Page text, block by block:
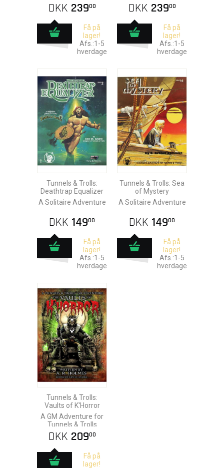
DKK 23900
Få på
lager!
Afs.:1-5
hverdage
DKK 23900
Få på
lager!
Afs.:1-5
hverdage
Tunnels & Trolls:
Deathtrap Equalizer
A Solitaire Adventure
DKK 14900
Få på
lager!
Afs.:1-5
hverdage
Tunnels & Trolls: Sea
of Mystery
A Solitaire Adventure
DKK 14900
Få på
lager!
Afs.:1-5
hverdage
Tunnels & Trolls:
Vaults of K'Horror
A GM Adventure for
Tunnels & Trolls
DKK 20900
Få på
lager!